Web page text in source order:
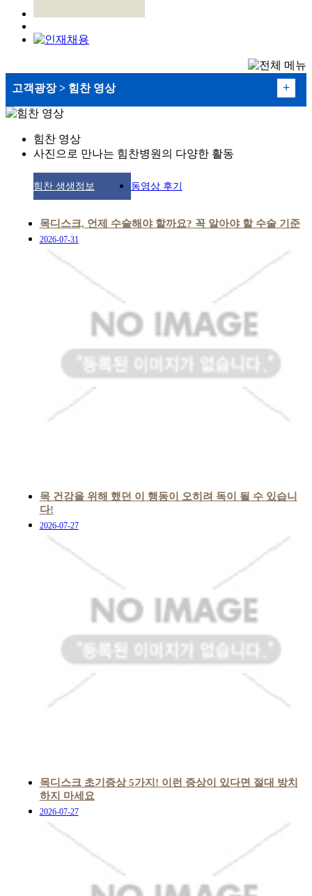
고객광장 > 힘찬 영상 +
언론에 비친 힘찬
힘찬 사진첩
힘찬 영상
힘찬 영상
사진으로 만나는 힘찬병원의 다양한 활동
힘찬 생생정보 동영상 후기
목디스크, 언제 수술해야 할까요? 꼭 알아야 할 수술 기준
2026-07-31
목 건강을 위해 했던 이 행동이 오히려 독이 될 수 있습니
다!
2026-07-27
목디스크 초기증상 5가지! 이런 증상이 있다면 절대 방치
하지 마세요
2026-07-27